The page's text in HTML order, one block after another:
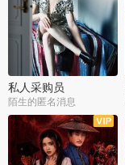
私人采购员
陌生的匿名消息